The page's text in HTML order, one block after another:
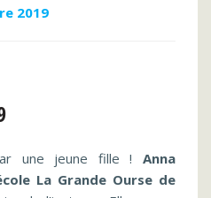
2019
une jeune fille ! Anna
La Grande Ourse de